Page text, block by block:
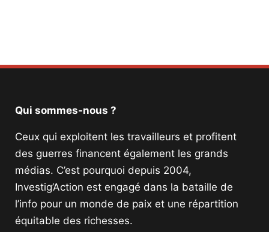
Qui sommes-nous ?
Ceux qui exploitent les travailleurs et profitent
des guerres financent également les grands
médias. C’est pourquoi depuis 2004,
Investig’Action est engagé dans la bataille de
l’info pour un monde de paix et une répartition
équitable des richesses.